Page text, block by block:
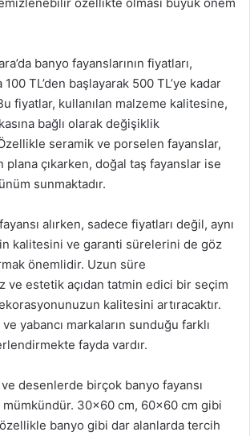
banyo fayanslarının fiyatları,
TL’den başlayarak 500 TL’ye kadar
fiyatlar, kullanılan malzeme kalitesine,
bağlı olarak değişiklik
seramik ve porselen fayanslar,
plana çıkarken, doğal taş fayanslar ise
sunmaktadır.
alırken, sadece fiyatları değil, aynı
kalitesini ve garanti sürelerini de göz
önemlidir. Uzun süre
ve estetik açıdan tatmin edici bir seçim
kalitesini artıracaktır.
yabancı markaların sunduğu farklı
fayda vardır.
desenlerde birçok banyo fayansı
30×60 cm, 60×60 cm gibi
banyo gibi dar alanlarda tercih